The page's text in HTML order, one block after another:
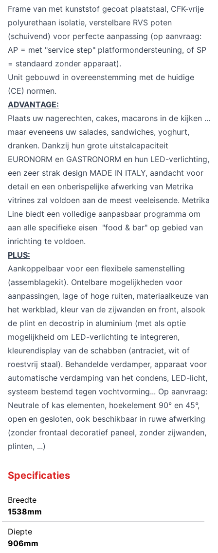
Frame van met kunststof gecoat plaatstaal, CFK-vrije
polyurethaan isolatie, verstelbare RVS poten
(schuivend) voor perfecte aanpassing (op aanvraag:
AP = met "service step" platformondersteuning, of SP
= standaard zonder apparaat).
Unit gebouwd in overeenstemming met de huidige
(CE) normen.
ADVANTAGE:
Plaats uw nagerechten, cakes, macarons in de kijken ...
maar eveneens uw salades, sandwiches, yoghurt,
dranken. Dankzij hun grote uitstalcapaciteit
EURONORM en GASTRONORM en hun LED-verlichting,
een zeer strak design MADE IN ITALY, aandacht voor
detail en een onberispelijke afwerking van Metrika
vitrines zal voldoen aan de meest veeleisende. Metrika
Line biedt een volledige aanpasbaar programma om
aan alle specifieke eisen "food & bar" op gebied van
inrichting te voldoen.
PLUS:
Aankoppelbaar voor een flexibele samenstelling
(assemblagekit). Ontelbare mogelijkheden voor
aanpassingen, lage of hoge ruiten, materiaalkeuze van
het werkblad, kleur van de zijwanden en front, alsook
de plint en decostrip in aluminium (met als optie
mogelijkheid om LED-verlichting te integreren,
kleurendisplay van de schabben (antraciet, wit of
roestvrij staal). Behandelde verdamper, apparaat voor
automatische verdamping van het condens, LED-licht,
systeem bestemd tegen vochtvorming... Op aanvraag:
Neutrale of kas elementen, hoekelement 90° en 45°,
open en gesloten, ook beschikbaar in ruwe afwerking
(zonder frontaal decoratief paneel, zonder zijwanden,
plinten, ...)
Specificaties
Breedte
1538mm
Diepte
906mm